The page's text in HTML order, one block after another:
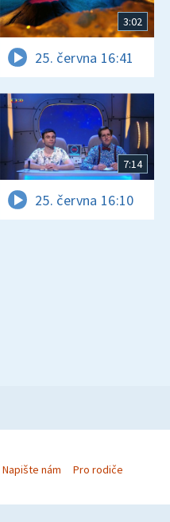
3:02
25. června 16:41
7:14
25. června 16:10
Napište nám Pro rodiče